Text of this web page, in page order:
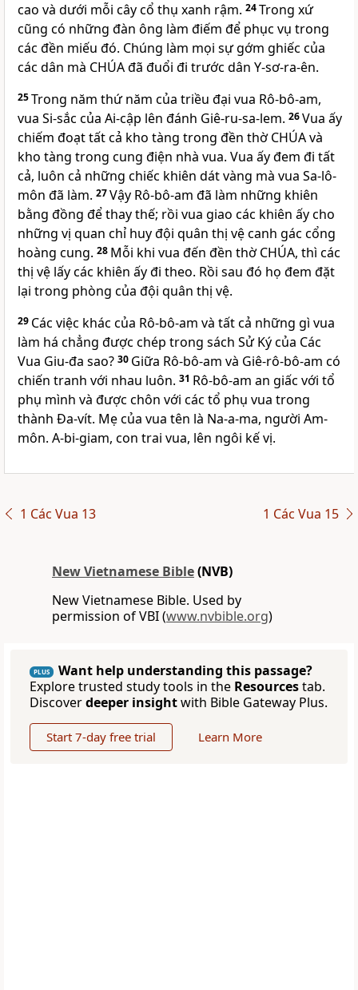
cao và dưới mỗi cây cổ thụ xanh rậm. 24Trong xứ
cũng có những đàn ông làm điếm để phục vụ trong
các đền miếu đó. Chúng làm mọi sự gớm ghiếc của
các dân mà CHÚAđã đuổi đi trước dân Y-sơ-ra-ên.
25Trong năm thứ năm của triều đại vua Rô-bô-am,
vua Si-sắc của Ai-cập lên đánh Giê-ru-sa-lem. 26Vua ấy
chiếm đoạt tất cả kho tàng trong đền thờCHÚAvà
kho tàng trong cung điện nhà vua. Vua ấy đem đi tất
cả, luôn cả những chiếc khiên dát vàng mà vua Sa-lô-
môn đã làm. 27Vậy Rô-bô-am đã làm những khiên
bằng đồng để thay thế; rồi vua giao các khiên ấy cho
những vị quan chỉ huy đội quân thị vệ canh gác cổng
hoàng cung. 28 Mỗi khi vua đến đền thờCHÚA, thì các
thị vệ lấy các khiên ấy đi theo. Rồi sau đó họ đem đặt
lại trong phòng của đội quân thị vệ.
29 Các việc khác của Rô-bô-am và tất cả những gì vua
làm há chẳng được chép trong sách Sử Ký của Các
Vua Giu-đa sao? 30 Giữa Rô-bô-am và Giê-rô-bô-am có
chiến tranh với nhau luôn. 31 Rô-bô-am an giấc với tổ
phụ mình và được chôn với các tổ phụ vua trong
thành Đa-vít. Mẹ của vua tên là Na-a-ma, người Am-
môn. A-bi-giam, con trai vua, lên ngôi kế vị.
1 Các Vua 13 1 Các Vua 15
New Vietnamese Bible(NVB)
New Vietnamese Bible. Used by
permission of VBI (www.nvbible.org)
PLUS
Want help understanding this passage?
Explore trusted study tools in the Resourcestab.
Discoverdeeper insightwith Bible Gateway Plus.
Start 7-day free trial Learn More